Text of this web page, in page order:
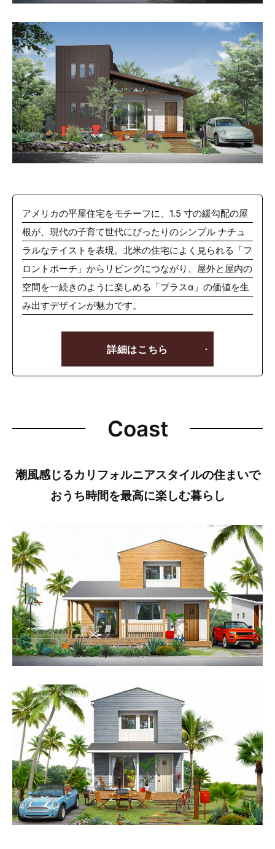
アメリカの平屋住宅をモチーフに、1.5 寸の緩勾配の屋
根が、現代の子育て世代にぴったりのシンプル ナチュ
ラルなテイストを表現。北米の住宅によく見られる「フ
ロントポーチ」からリビングにつながり、屋外と屋内の
空間を一続きのように楽しめる「プラスα」の価値を生
み出すデザインが魅力です。
詳細はこちら
Coast
潮風感じるカリフォルニアスタイルの住まいで
おうち時間を最高に楽しむ暮らし